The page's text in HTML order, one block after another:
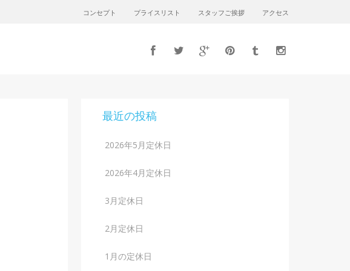
コンセプト プライスリスト スタッフご挨拶 アクセス
最近の投稿
2026年5月定休日
2026年4月定休日
3月定休日
2月定休日
1月の定休日